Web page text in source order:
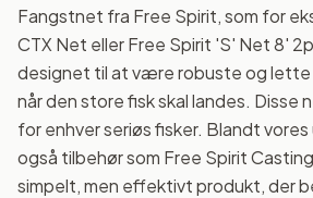
Fangstnet fra Free Spirit, som for
CTX Net eller Free Spirit 'S' Net 8'
designet til at være robuste og lette
når den store fisk skal landes. Disse
for enhver seriøs fisker. Blandt
også tilbehør som Free Spirit
simpelt, men effektivt produkt, der